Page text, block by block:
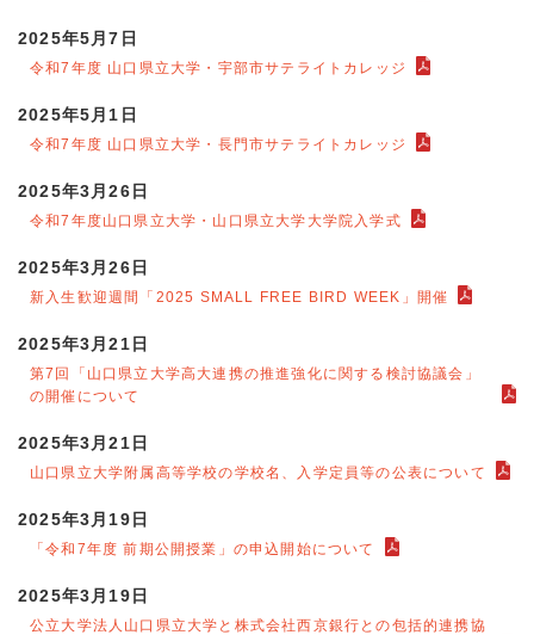
2025年5月7日
令和7年度 山口県立大学・宇部市サテライトカレッジ
2025年5月1日
令和7年度 山口県立大学・長門市サテライトカレッジ
2025年3月26日
令和7年度山口県立大学・山口県立大学大学院入学式
2025年3月26日
新入生歓迎週間「2025 SMALL FREE BIRD WEEK」開催
2025年3月21日
第7回「山口県立大学高大連携の推進強化に関する検討協議会」
の開催について
2025年3月21日
山口県立大学附属高等学校の学校名、入学定員等の公表について
2025年3月19日
「令和7年度 前期公開授業」の申込開始について
2025年3月19日
公立大学法人山口県立大学と株式会社西京銀行との包括的連携協